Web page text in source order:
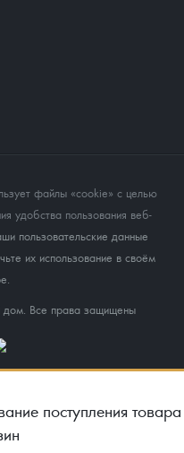
файлы «cookie» с целью
удобства пользования веб-
пользовательские данные
их использование в своём
Все права защищены
поступления товара